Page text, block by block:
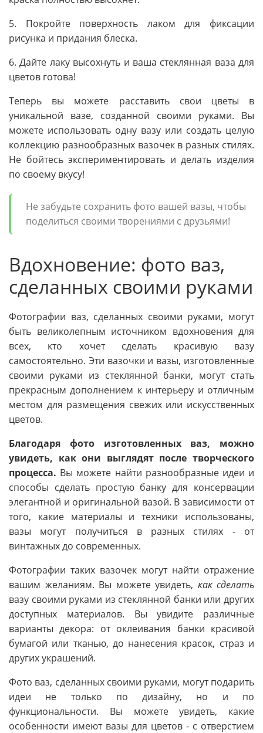
5. Покройте поверхность лаком для фиксации
рисунка и придания блеска.
6. Дайте лаку высохнуть и ваша стеклянная ваза для
цветов готова!
Теперь вы можете расставить свои цветы в
уникальной вазе, созданной своими руками. Вы
можете использовать одну вазу или создать целую
коллекцию разнообразных вазочек в разных стилях.
Не бойтесь экспериментировать и делать изделия
по своему вкусу!
Не забудьте сохранить фото вашей вазы, чтобы
поделиться своими творениями с друзьями!
Вдохновение: фото ваз,
сделанных своими руками
Фотографии ваз, сделанных своими руками, могут
быть великолепным источником вдохновения для
всех, кто хочет сделать красивую вазу
самостоятельно. Эти вазочки и вазы, изготовленные
своими руками из стеклянной банки, могут стать
прекрасным дополнением к интерьеру и отличным
местом для размещения свежих или искусственных
цветов.
Благодаря фото изготовленных ваз, можно
увидеть, как они выглядят после творческого
процесса. Вы можете найти разнообразные идеи и
способы сделать простую банку для консервации
элегантной и оригинальной вазой. В зависимости от
того, какие материалы и техники использованы,
вазы могут получиться в разных стилях - от
винтажных до современных.
Фотографии таких вазочек могут найти отражение
вашим желаниям. Вы можете увидеть, как сделать
вазу своими руками из стеклянной банки или других
доступных материалов. Вы увидите различные
варианты декора: от оклеивания банки красивой
бумагой или тканью, до нанесения красок, страз и
других украшений.
Фото ваз, сделанных своими руками, могут подарить
идеи не только по дизайну, но и по
функциональности. Вы можете увидеть, какие
особенности имеют вазы для цветов - с отверстием